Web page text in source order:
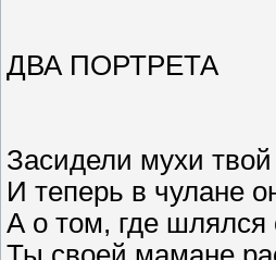
ДВА ПОРТРЕТА
Засидели мухи твой
И теперь в чулане
А о том, где шлялся